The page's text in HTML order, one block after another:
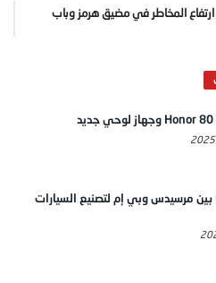
المخاطر في مضيق هرمز وباب
بين مرسيدس وبي إم لتصنيع السيارات